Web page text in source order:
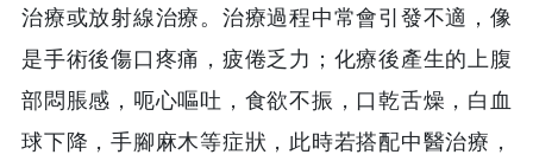
治療或放射線治療。治療過程中常會引發不適，像
是手術後傷口疼痛，疲倦乏力；化療後產生的上腹
部悶脹感，呃心嘔吐，食欲不振，口乾舌燥，白血
球下降，手腳麻木等症狀，此時若搭配中醫治療，